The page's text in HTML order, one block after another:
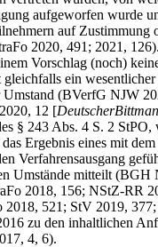
aufgeworfen wurde
auf Zustimmung
2020, 491; 2021,
Vorschlag (noch)
gleichfalls ein
(BVerfG NJW
12 [Deutscher
§ 243 Abs. 4 S. 2 StPO,
Ergebnis eines mit
Verfahrensausgang
Umstände mitteilt (BGH
2018, 156; NStZ-RR
2018, 521; StV 2019,
zu den inhaltlichen
4, 6).